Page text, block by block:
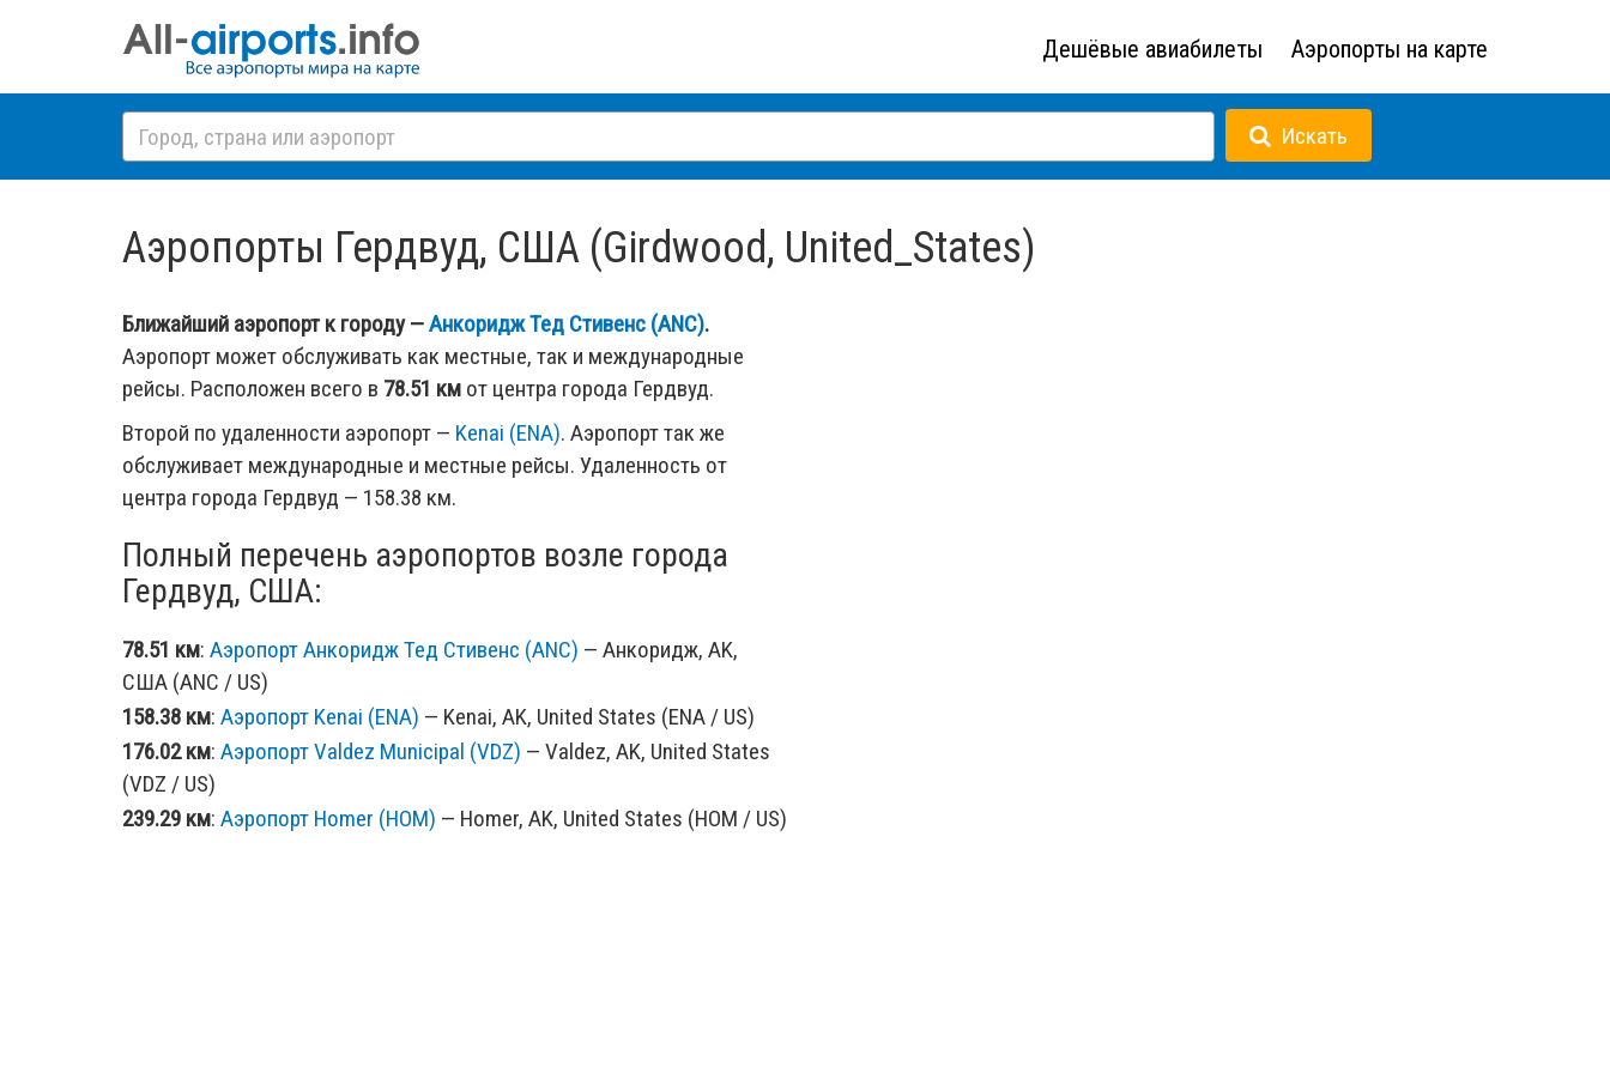
Дешёвые авиабилеты Аэропорты на карте
Искать
Аэропорты Гердвуд, США (Girdwood, United_States)
Ближайший аэропорт к городу —Анкоридж Тед Стивенс (ANC).
Аэропорт может обслуживать как местные, так и международные
рейсы. Расположен всего в 78.51 км от центра города Гердвуд.
Второй по удаленности аэропорт — Kenai (ENA). Аэропорт так же
обслуживает международные и местные рейсы. Удаленность от
центра города Гердвуд — 158.38 км.
Полный перечень аэропортов возле города
Гердвуд, США:
78.51 км: Аэропорт Анкоридж Тед Стивенс (ANC) — Анкоридж, AK,
США (ANC / US)
158.38 км: Аэропорт Kenai (ENA) — Kenai, AK, United States (ENA / US)
176.02 км: Аэропорт Valdez Municipal (VDZ) — Valdez, AK, United States
(VDZ / US)
239.29 км: Аэропорт Homer (HOM) — Homer, AK, United States (HOM / US)